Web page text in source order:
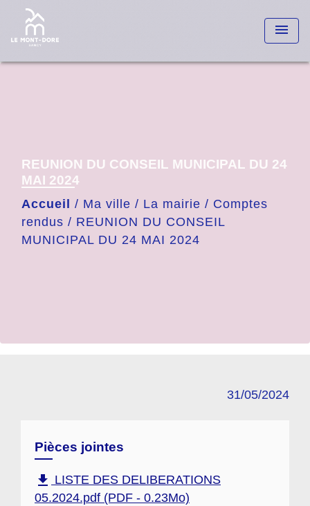
menu
REUNION DU CONSEIL MUNICIPAL DU 24
MAI 2024
Accueil / Ma ville / La mairie / Comptes
rendus / REUNION DU CONSEIL
MUNICIPAL DU 24 MAI 2024
31/05/2024
Pièces jointes
file_download LISTE DES DELIBERATIONS
05.2024.pdf (PDF - 0.23Mo)